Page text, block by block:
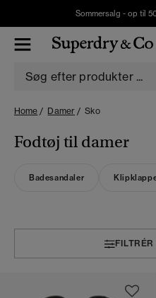
Sommersalg - op til
Home Damer Sko
Fodtøj til damer
Badesandaler
FILTRÉR